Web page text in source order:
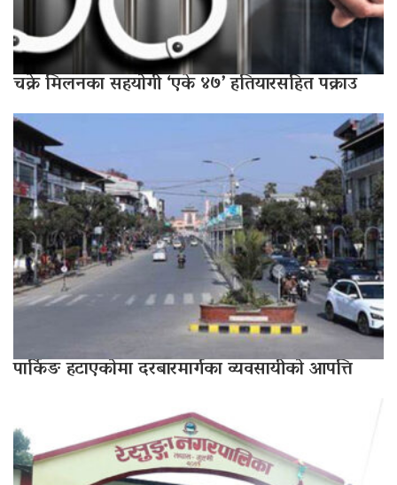
चक्रे मिलनका सहयोगी ‘एके ४७’ हतियारसहित पक्राउ
पार्किङ हटाएकोमा दरबारमार्गका व्यवसायीको आपत्ति